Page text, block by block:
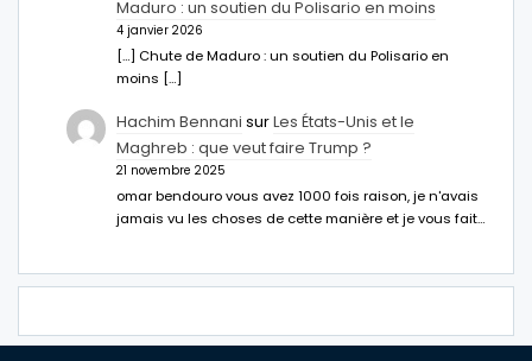
Maduro : un soutien du Polisario en moins
4 janvier 2026
[…] Chute de Maduro : un soutien du Polisario en
moins […]
Hachim Bennani surLes États-Unis et le
Maghreb : que veut faire Trump ?
21 novembre 2025
omar bendouro vous avez 1000 fois raison, je n'avais
jamais vu les choses de cette manière et je vous fait…